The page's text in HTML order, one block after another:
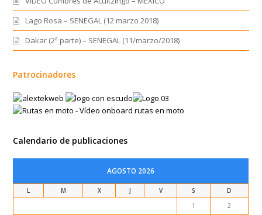
Patrocinadores
Calendario de publicaciones
L M X
1
2
6
10 11 12 13 14 15 16
22 23